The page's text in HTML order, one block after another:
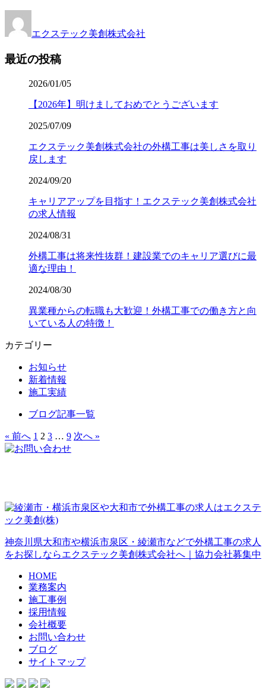
エクステック美創株式会社
最近の投稿
2026/01/05
【2026年】明けましておめでとうございます
2025/07/09
エクステック美創株式会社の外構工事は美しさを取り
戻します
2024/09/20
キャリアアップを目指す！エクステック美創株式会社
の求人情報
2024/08/31
外構工事は将来性抜群！建設業でのキャリア選びに最
適な理由！
2024/08/30
異業種からの転職も大歓迎！外構工事での働き方と向
いている人の特徴！
カテゴリー
お知らせ
新着情報
施工実績
ブログ記事一覧
« 前へ 1 2 3 … 9 次へ »
神奈川県大和市や横浜市泉区・綾瀬市などで外構工事の求人
をお探しならエクステック美創株式会社へ｜協力会社募集中
HOME
業務案内
施工事例
採用情報
会社概要
お問い合わせ
ブログ
サイトマップ